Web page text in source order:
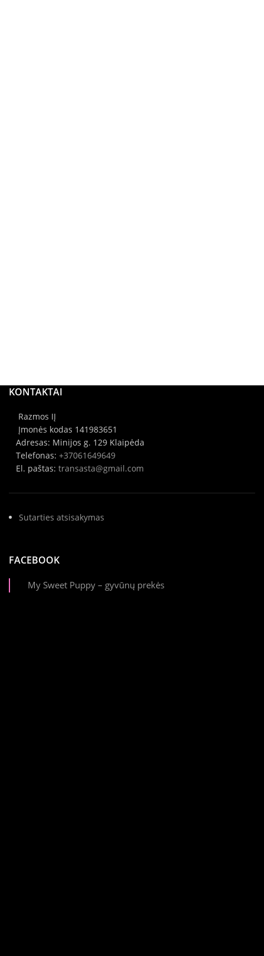
KONTAKTAI
Razmos IĮ
Įmonės kodas 141983651
Adresas: Minijos g. 129 Klaipėda
Telefonas: +37061649649
El. paštas: transasta@gmail.com
Sutarties atsisakymas
FACEBOOK
My Sweet Puppy – gyvūnų prekės